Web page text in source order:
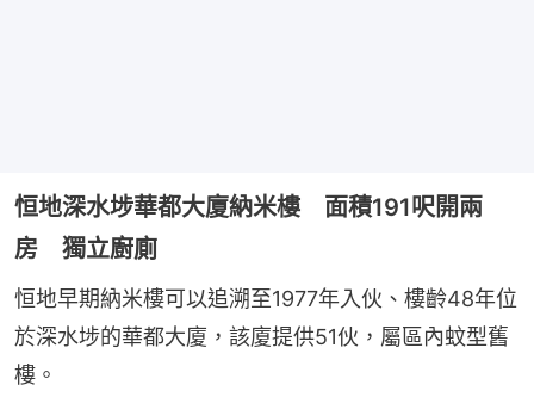
恒地深水埗華都大廈納米樓 面積191呎開兩
房 獨立廚廁
恒地早期納米樓可以追溯至1977年入伙、樓齡48年位
於深水埗的華都大廈，該廈提供51伙，屬區內蚊型舊
樓。